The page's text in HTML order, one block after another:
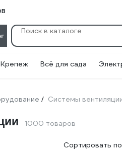
Крепеж Всё для сада
/ Системы
1000 товаров
Сортировать